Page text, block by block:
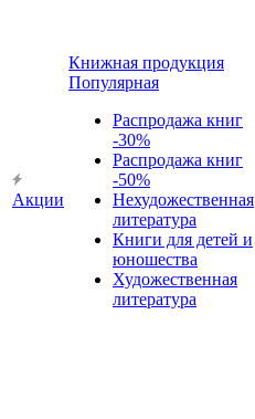
Акции
Книжная продукция
Популярная
Распродажа книг
-30%
Распродажа книг
-50%
Нехудожественная
литература
Книги для детей и
юношества
Художественная
литература